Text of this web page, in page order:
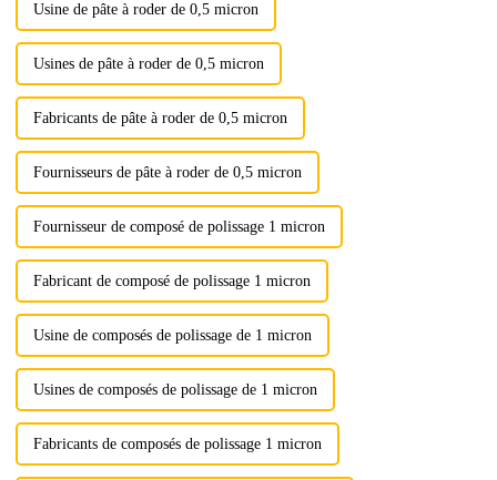
Usine de pâte à roder de 0,5 micron
Usines de pâte à roder de 0,5 micron
Fabricants de pâte à roder de 0,5 micron
Fournisseurs de pâte à roder de 0,5 micron
Fournisseur de composé de polissage 1 micron
Fabricant de composé de polissage 1 micron
Usine de composés de polissage de 1 micron
Usines de composés de polissage de 1 micron
Fabricants de composés de polissage 1 micron